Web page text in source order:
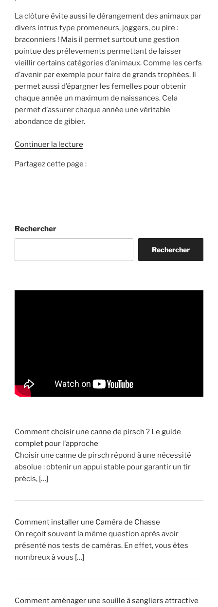
La clôture évite aussi le dérangement des animaux par
divers intrus type promeneurs, joggers, ou pire :
braconniers ! Mais il permet surtout une gestion
pointue des prélevements permettant de laisser
vieillir certains catégories d’animaux. Comme les cerfs
d’avenir par exemple pour faire de grands trophées. Il
permet aussi d’épargner les femelles pour obtenir
chaque année un maximum de naissances. Cela
permet d’assurer chaque année une véritable
abondance de gibier.
Continuer la lecture
«
t
g
é
n
t
s
d
r
c
d
e
h
s
Partagez cette page :
Rechercher
Rechercher
Comment choisir une canne de pirsch ? Le guide
complet pour l’approche
Choisir une canne de pirsch répond à une nécessité
absolue : obtenir un appui stable pour garantir un tir
précis, […]
Comment installer une Caméra de Chasse
On reçoit souvent la même question après avoir
présenté nos tests de caméras. En effet, vous êtes
nombreux à vous […]
Comment aménager une souille à sangliers attractive